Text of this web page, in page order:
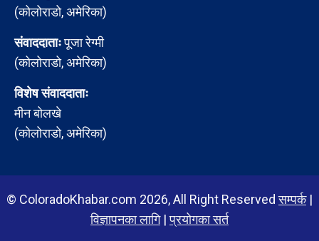
(कोलोराडो, अमेरिका)
संवाददाताःपूजा रेग्मी
(कोलोराडो, अमेरिका)
विशेष संवाददाताः
मीन बोलखे
(कोलोराडो, अमेरिका)
© ColoradoKhabar.com 2026, All Right Reservedसम्पर्क|
विज्ञापनका लागि|प्रयोगका सर्त